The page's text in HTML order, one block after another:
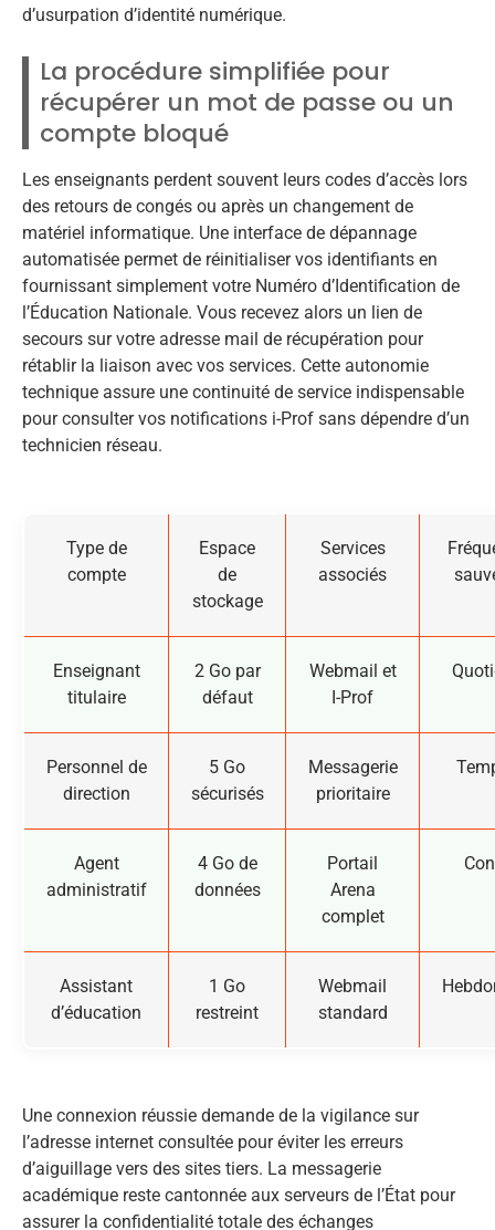
d’usurpation d’identité numérique.
La procédure simplifiée pour
récupérer un mot de passe ou un
compte bloqué
Les enseignants perdent souvent leurs codes d’accès lors
des retours de congés ou après un changement de
matériel informatique. Une interface de dépannage
automatisée permet de réinitialiser vos identifiants en
fournissant simplement votre Numéro d’Identification de
l’Éducation Nationale. Vous recevez alors un lien de
secours sur votre adresse mail de récupération pour
rétablir la liaison avec vos services. Cette autonomie
technique assure une continuité de service indispensable
pour consulter vos notifications i-Prof sans dépendre d’un
technicien réseau.
Type de
compte
Espace
de
stockage
Services
associés
Enseignant
titulaire
2 Go par
défaut
Webmail et
I-Prof
Personnel de
direction
5 Go
sécurisés
Messagerie
prioritaire
Agent
administratif
4 Go de
données
Portail
Arena
complet
Assistant
d’éducation
1 Go
restreint
Webmail
standard
Une connexion réussie demande de la vigilance sur
l’adresse internet consultée pour éviter les erreurs
d’aiguillage vers des sites tiers. La messagerie
académique reste cantonnée aux serveurs de l’État pour
assurer la confidentialité totale des échanges